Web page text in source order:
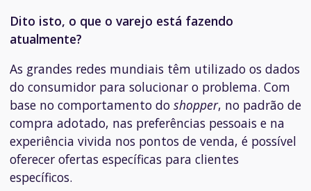
Dito isto, o que o varejo está fazendo
atualmente?
As grandes redes mundiais têm utilizado os dados
do consumidor para solucionar o problema. Com
base no comportamento do shopper, no padrão de
compra adotado, nas preferências pessoais e na
experiência vivida nos pontos de venda, é possível
oferecer ofertas específicas para clientes
específicos.